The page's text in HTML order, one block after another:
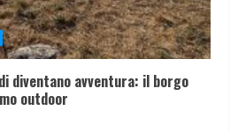
diventano avventura: il borgo
outdoor